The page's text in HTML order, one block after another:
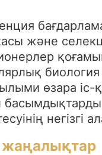
және
өзара іс-
негізгі
жаңалықтар